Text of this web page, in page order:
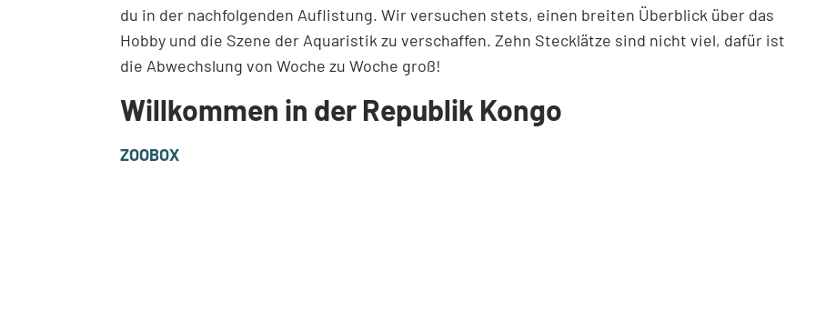
du in der nachfolgenden Auflistung. Wir versuchen stets, einen breiten Überblick über das
Hobby und die Szene der Aquaristik zu verschaffen. Zehn Stecklätze sind nicht viel, dafür ist
die Abwechslung von Woche zu Woche groß!
Willkommen in der Republik Kongo
ZOOBOX